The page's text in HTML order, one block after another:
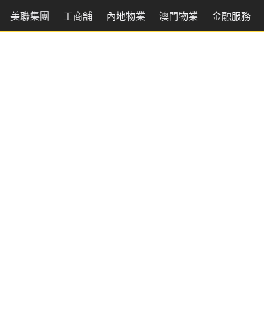
美聯集團 工商舖 內地物業 澳門物業 金融服務